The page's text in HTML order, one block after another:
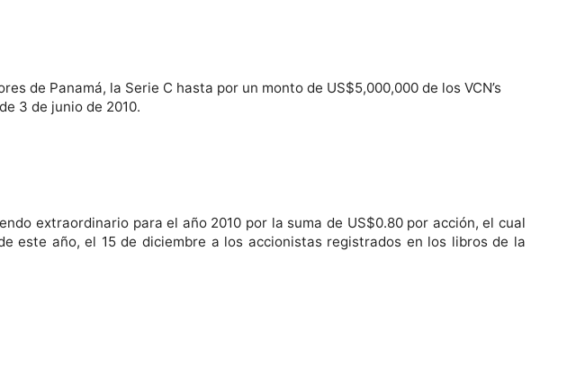
de Panamá, la Serie C hasta por un monto de US$5,000,000 de los VCN’s
3 de junio de 2010.
extraordinario para el año 2010 por la suma de US$0.80 por acción, el cual
este año, el 15 de diciembre a los accionistas registrados en los libros de la